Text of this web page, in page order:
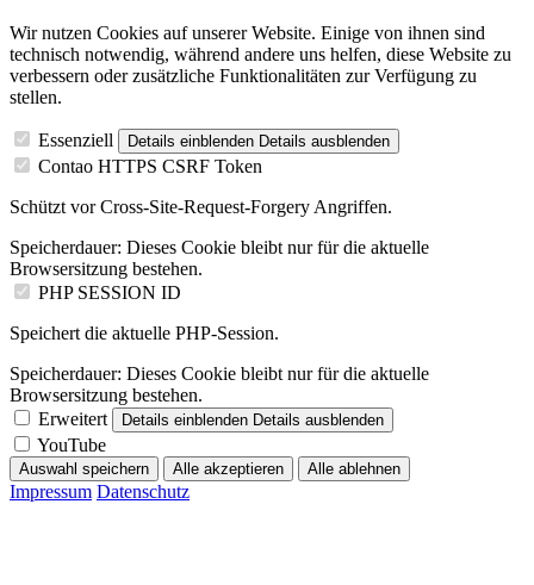
Wir nutzen Cookies auf unserer Website. Einige von ihnen sind
technisch notwendig, während andere uns helfen, diese Website zu
verbessern oder zusätzliche Funktionalitäten zur Verfügung zu
stellen.
Essenziell Details einblenden Details ausblenden
Contao HTTPS CSRF Token
Schützt vor Cross-Site-Request-Forgery Angriffen.
Speicherdauer: Dieses Cookie bleibt nur für die aktuelle
Browsersitzung bestehen.
PHP SESSION ID
Speichert die aktuelle PHP-Session.
Speicherdauer: Dieses Cookie bleibt nur für die aktuelle
Browsersitzung bestehen.
Erweitert
Details einblenden Details ausblenden
YouTube
Auswahl speichern Alle akzeptieren Alle ablehnen
Impressum Datenschutz